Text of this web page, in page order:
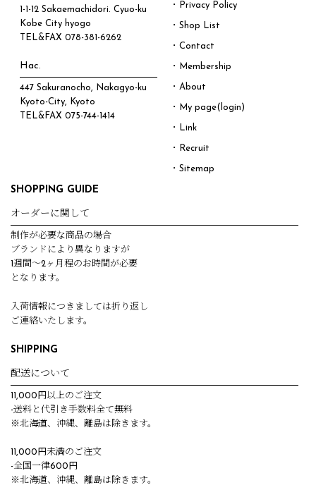
1-1-12 Sakaemachidori. Cyuo-ku
Kobe City hyogo
TEL&FAX078-381-6262
Hac.
447 Sakuranocho, Nakagyo-ku
Kyoto-City, Kyoto
TEL&FAX075-744-1414
・Privacy Policy
・Shop List
・Contact
・Membership
・About
・My page(login)
・Link
・Recruit
・Sitemap
SHOPPING GUIDE
オーダーに関して
制作が必要な商品の場合
ブランドにより異なりますが
1週間～2ヶ月程のお時間が必要
となります。
入荷情報につきましては折り返し
ご連絡いたします。
SHIPPING
配送について
11,000円以上のご注文
-送料と代引き手数料全て無料
※北海道、沖縄、離島は除きます。
11,000円未満のご注文
-全国一律600円
※北海道、沖縄、離島は除きます。